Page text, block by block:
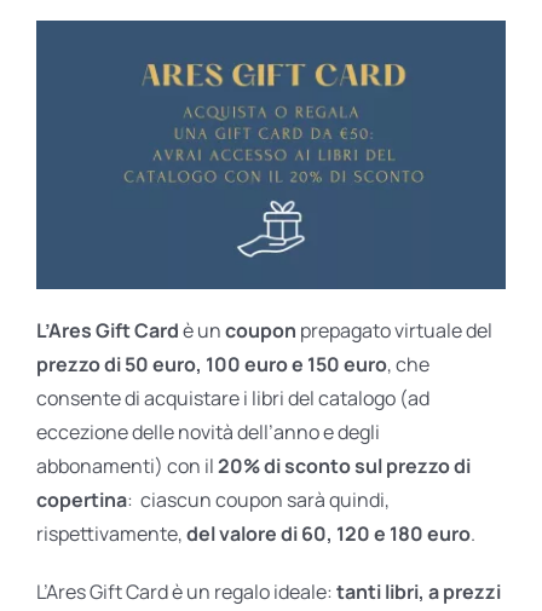
L’Ares Gift Cardè uncoupon prepagato virtuale del
prezzo di 50 euro, 100 euro e 150 euro, che
consente di acquistare i libri del catalogo (ad
eccezione delle novità dell’anno e degli
abbonamenti) con il20% di sconto sul prezzo di
copertina: ciascun coupon sarà quindi,
rispettivamente,del valore di 60, 120 e 180 euro.
L’Ares Gift Card è un regalo ideale: tanti libri, a prezzi